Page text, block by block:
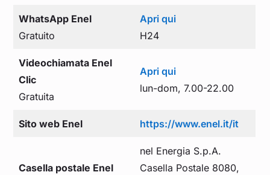
WhatsApp Enel
Gratuito
Apri qui
H24
Videochiamata Enel
Clic
Gratuita
Apri qui
lun-dom, 7.00-22.00
Sito web Enel https://www.enel.it/it
Casella postale Enel
nel Energia S.p.A.
Casella Postale 8080,